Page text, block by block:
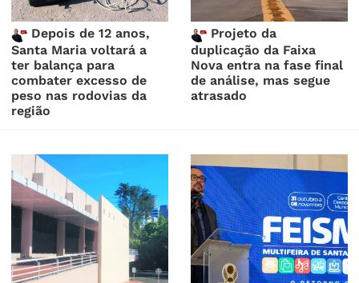
Depois de 12 anos,
Santa Maria voltará a
ter balança para
combater excesso de
peso nas rodovias da
região
Projeto da
duplicação da Faixa
Nova entra na fase final
de análise, mas segue
atrasado